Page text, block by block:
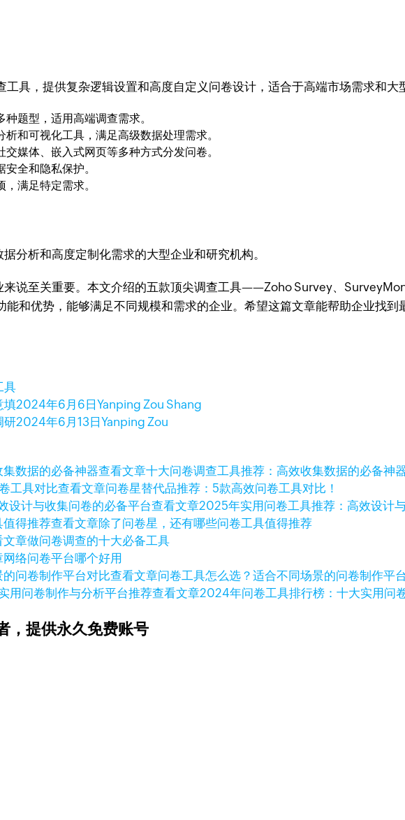
具，提供复杂逻辑设置和高度自定义问卷设计，适合于高端市场需求和大
题型，适用高端调查需求。
析和可视化工具，满足高级数据处理需求。
交媒体、嵌入式网页等多种方式分发问卷。
安全和隐私保护。
，满足特定需求。
分析和高度定制化需求的大型企业和研究机构。
来说至关重要。本文介绍的五款顶尖调查工具——Zoho Survey、
和优势，能够满足不同规模和需求的企业。希望这篇文章能帮助企业找
具
填2024年6月6日Yanping Zou Shang
研2024年6月13日Yanping Zou
查看文章十大问卷调查工具推荐：高效收集数据的必备神
查看文章问卷星替代品推荐：5款高效问卷工具对比！
查看文章2025年实用问卷工具推荐：高效设计
查看文章除了问卷星，还有哪些问卷工具值得推荐
文章做问卷调查的十大必备工具
网络问卷平台哪个好用
查看文章问卷工具怎么选？适合不同场景的问卷制作平
查看文章2024年问卷工具排行榜：十大实用问
，提供永久免费账号